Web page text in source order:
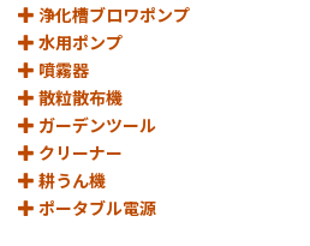
浄化槽ブロワポンプ
水用ポンプ
噴霧器
散粒散布機
ガーデンツール
クリーナー
耕うん機
ポータブル電源